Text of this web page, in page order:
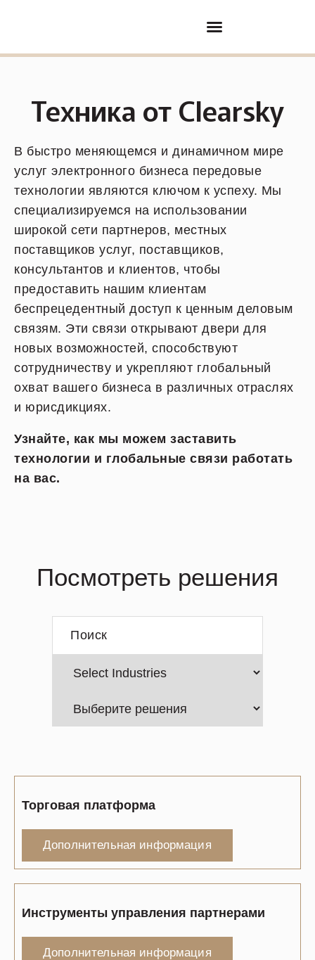
Техника от Clearsky
В быстро меняющемся и динамичном мире
услуг электронного бизнеса передовые
технологии являются ключом к успеху. Мы
специализируемся на использовании
широкой сети партнеров, местных
поставщиков услуг, поставщиков,
консультантов и клиентов, чтобы
предоставить нашим клиентам
беспрецедентный доступ к ценным деловым
связям. Эти связи открывают двери для
новых возможностей, способствуют
сотрудничеству и укрепляют глобальный
охват вашего бизнеса в различных отраслях
и юрисдикциях.
Узнайте, как мы можем заставить
технологии и глобальные связи работать
на вас.
Посмотреть решения
Торговая платформа
Дополнительная информация
Инструменты управления партнерами
Дополнительная информация